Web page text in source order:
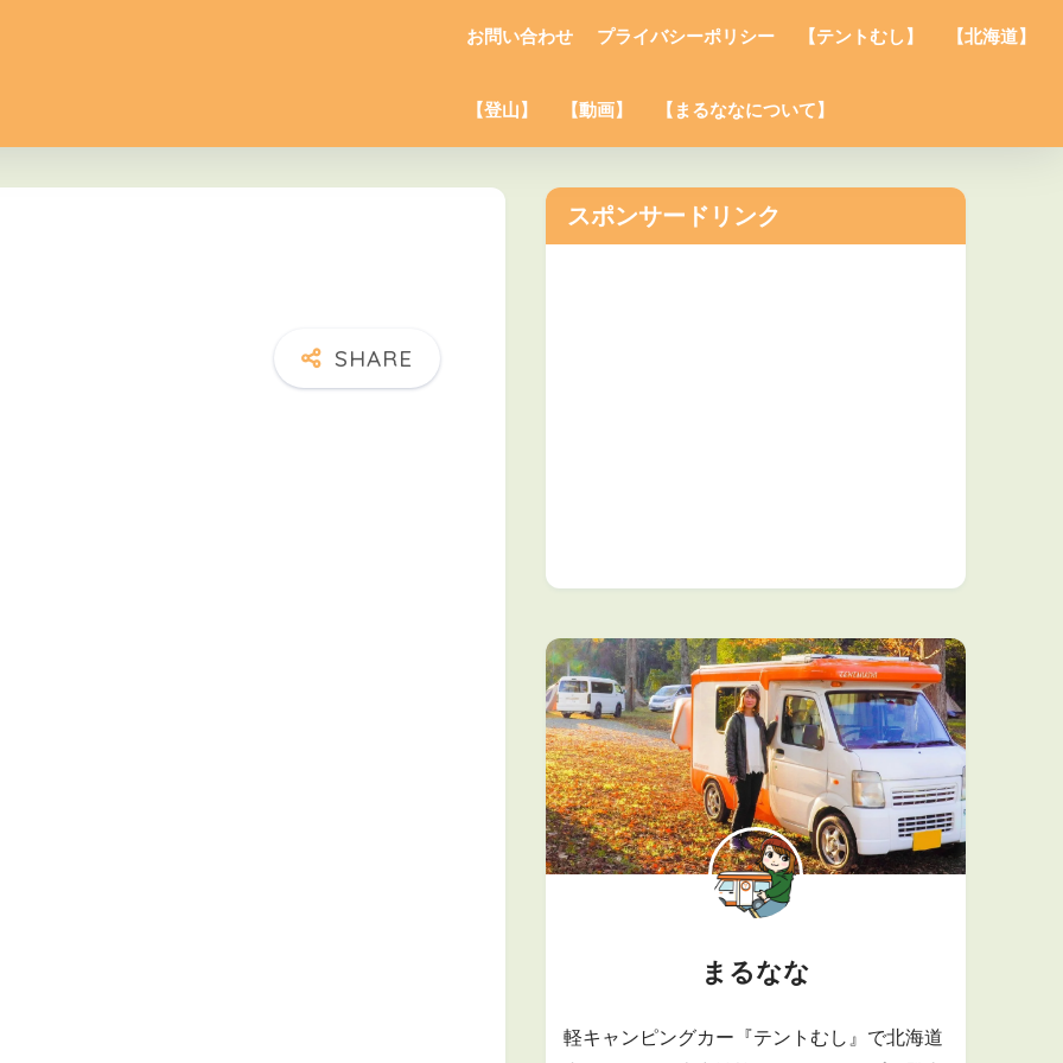
お問い合わせ プライバシーポリシー 【テントむし】 【北海道】
【登山】 【動画】 【まるななについて】
スポンサードリンク
まるなな
軽キャンピングカー『テントむし』で北海道